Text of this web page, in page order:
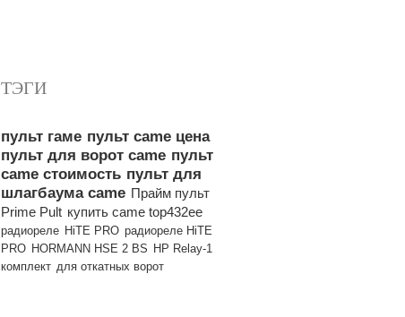
ТЭГИ
пульт гаме пульт came цена
пульт для ворот came пульт
came стоимость пульт для
шлагбаума came Прайм пульт
Prime Pult купить came top432ee
радиореле HiTE PRO радиореле HiTE
PRO HORMANN HSE 2 BS HP Relay-1
комплект для откатных ворот